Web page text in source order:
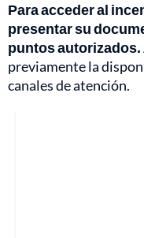
Para acceder al
presentar su
puntos autorizados.
previamente la
canales de atención.